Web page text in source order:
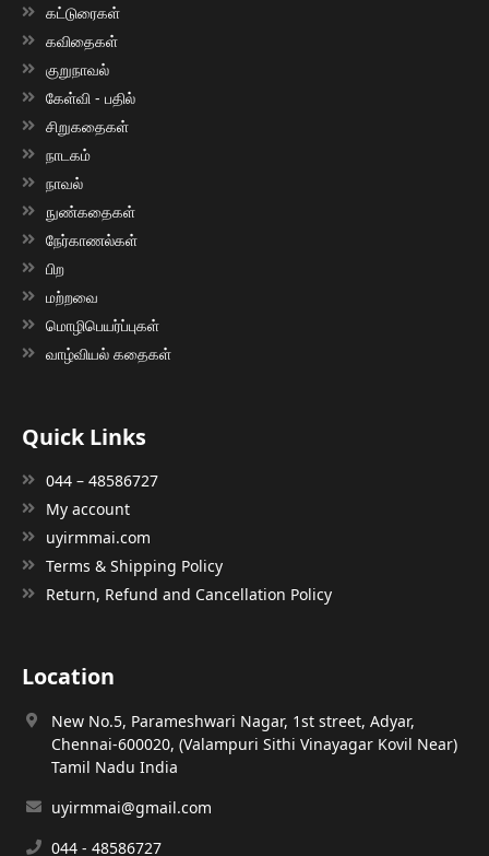
கட்டுரைகள்
கவிதைகள்
குறுநாவல்
கேள்வி - பதில்
சிறுகதைகள்
நாடகம்
நாவல்
நுண்கதைகள்
நேர்காணல்கள்
பிற
மற்றவை
மொழிபெயர்ப்புகள்
வாழ்வியல் கதைகள்
Quick Links
044 – 48586727
My account
uyirmmai.com
Terms & Shipping Policy
Return, Refund and Cancellation Policy
Location
New No.5, Parameshwari Nagar, 1st street, Adyar,
Chennai-600020, (Valampuri Sithi Vinayagar Kovil Near)
Tamil Nadu India
uyirmmai@gmail.com
044 - 48586727